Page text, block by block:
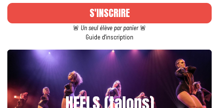
S'INSCRIRE
🚨 Un seul élève par panier🚨
Guide d'inscription